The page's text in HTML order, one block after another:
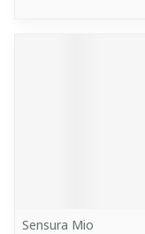
Sensura Mio